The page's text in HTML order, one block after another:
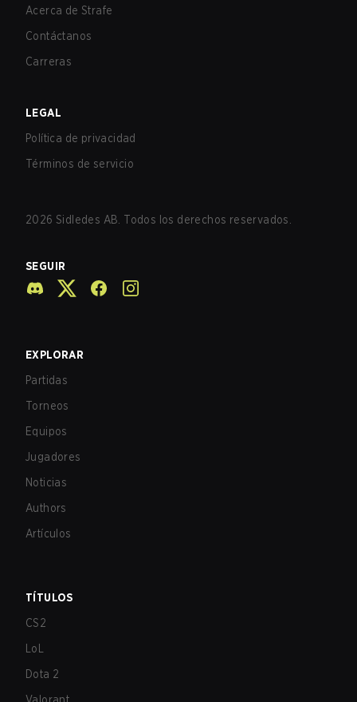
Acerca de Strafe
Contáctanos
Carreras
LEGAL
Política de privacidad
Términos de servicio
2026 Sidledes AB. Todos los derechos reservados.
SEGUIR
EXPLORAR
Partidas
Torneos
Equipos
Jugadores
Noticias
Authors
Artículos
TÍTULOS
CS2
LoL
Dota 2